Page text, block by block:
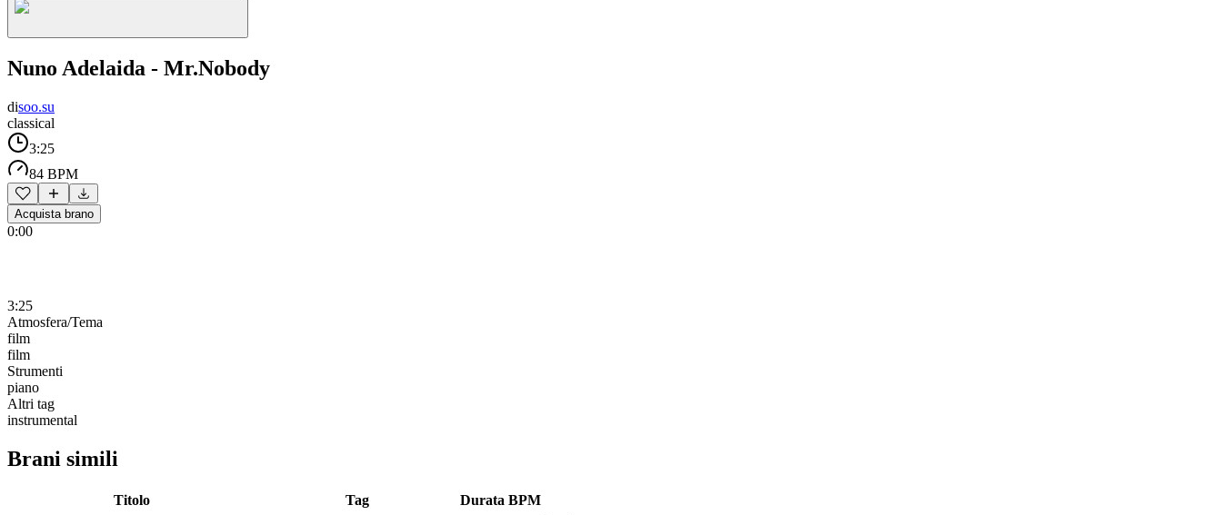
Nuno Adelaida - Mr.Nobody
disoo.su
classical
3:25
84 BPM
Acquista brano
0:00
3:25
Atmosfera/Tema
film
film
Strumenti
piano
Altri tag
instrumental
Brani simili
Titolo Tag Durata BPM